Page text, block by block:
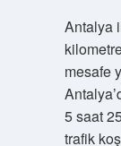
Antalya
mesafe
5 saat
trafik